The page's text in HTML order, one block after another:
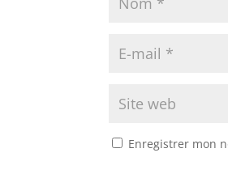
Enregistrer mon